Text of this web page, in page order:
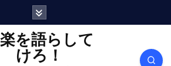
けろ！